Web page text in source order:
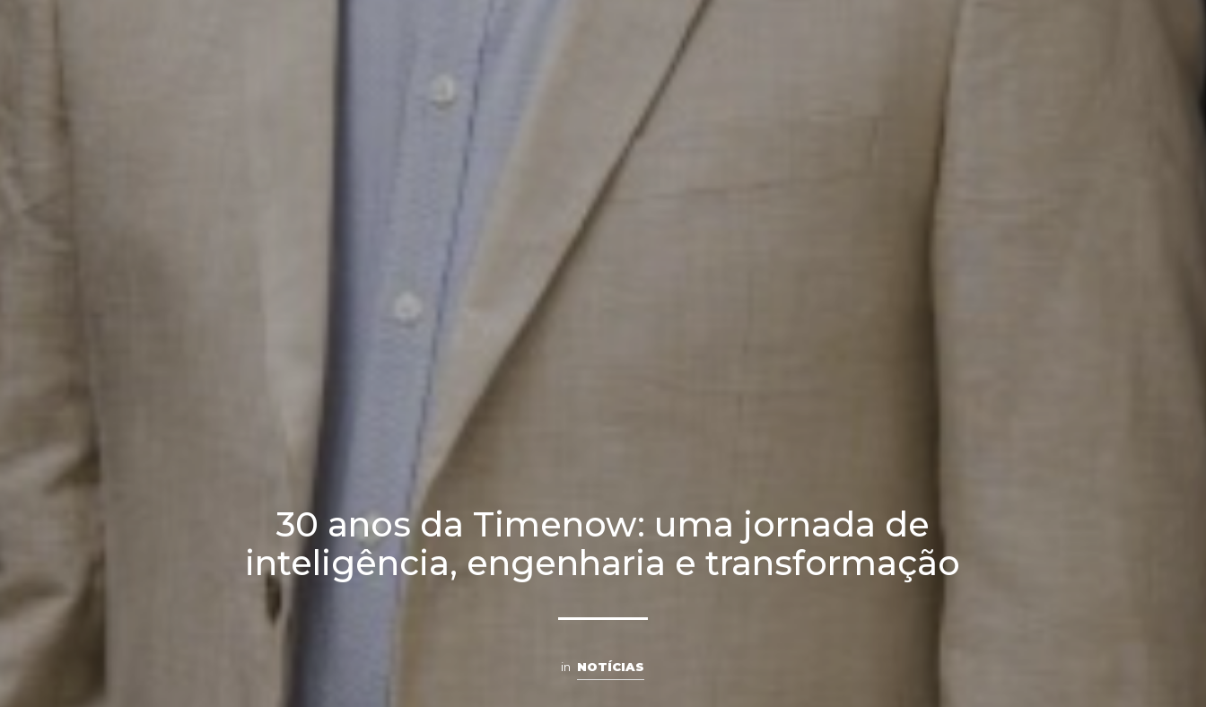
30 anos da Timenow: uma jornada de
inteligência, engenharia e transformação
in NOTÍCIAS